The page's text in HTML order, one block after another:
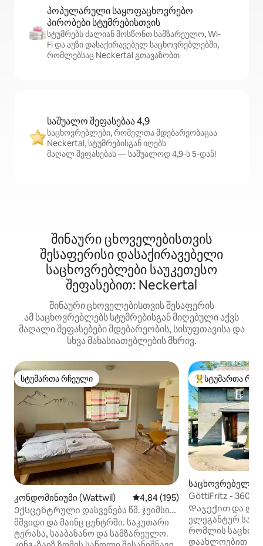
პოპულარული საყოფაცხოვრებო
პირობები სტუმრებისთვის
სტუმრებს ძალიან მოსწონთ სამზარეულო, Wi-
Fi და აუზი დასაქირავებელ საცხოვრებლებში,
რომლებსაც Neckertal გთავაზობთ
საშუალო შეფასებაა 4,9
საცხოვრებლები, რომელთა მდებარეობაცაა
Neckertal, სტუმრებისგან იღებს
მაღალ შეფასებას — საშუალოდ 4,9‑ს 5‑დან!
შინაური ცხოველებისთვის
შესაფერისი დასაქირავებელი
საცხოვრებლები საუკეთესო
შეფასებით: Neckertal
შინაური ცხოველებისთვის შესაფერის
ამ საცხოვრებლებს სტუმრებისგან მიღებული აქვს
მაღალი შეფასებები მდებარეობის, სისუფთავისა და
სხვა მახასიათებლების მხრივ.
სტუმართა რჩეული
სტუმართა რჩეული
კონდომინიუმი (Wattwil) საშუალო შეფასებაა 5‑დან
4,84 (195)
Ექსცენტრული დასვენება წმ. ჯეიმსის
გზაზე
მშვიდი და მაინც ცენტრში. საკუთარი
ტერასა, სააბაზანო და სამზარეულო.
სტუმართა
სტუმართა
საცხოვრებელი
GöttiFritz -
Დაჯექით და
ელეგანტურ
რომლის
დაახლოებით